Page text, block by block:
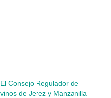
El Consejo Regulador de
vinos de Jerez y Manzanilla